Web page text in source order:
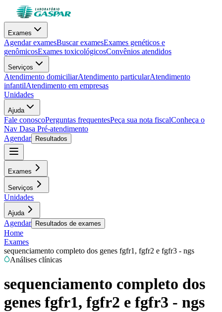
Exames
Agendar examesBuscar examesExames genéticos e
genômicosExames toxicológicosConvênios atendidos
Serviços
Atendimento domiciliarAtendimento particularAtendimento
infantilAtendimento em empresas
Unidades
Ajuda
Fale conoscoPerguntas frequentesPeça sua nota fiscalConheça o
Nav Dasa Pré-atendimento
Agendar
Resultados
Exames
Serviços
Unidades
Ajuda
Agendar Resultados de exames
Home
Exames
sequenciamento completo dos genes fgfr1, fgfr2 e fgfr3 - ngs
Análises clínicas
sequenciamento completo dos
genes fgfr1, fgfr2 e fgfr3 - ngs